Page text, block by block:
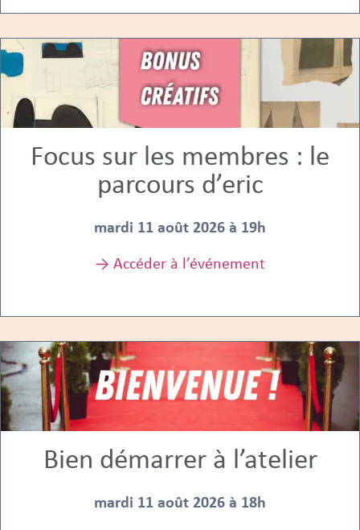
Focus sur les membres : le
parcours d’eric
mardi 11 août 2026 à 19h
→ Accéder à l’événement
Bien démarrer à l’atelier
mardi 11 août 2026 à 18h